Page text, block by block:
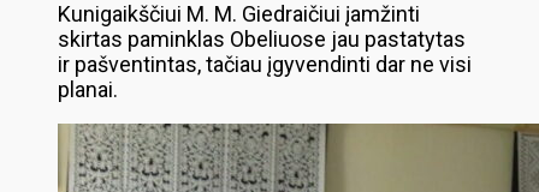
Kunigaikščiui M. M. Giedraičiui įamžinti
skirtas paminklas Obeliuose jau pastatytas
ir pašventintas, tačiau įgyvendinti dar ne visi
planai.